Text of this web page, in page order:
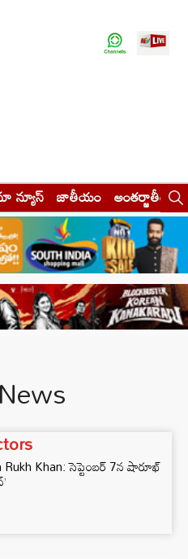
న్యూస్ జాతీయం అంతర్జాతీయం
Rukh Khan: సెప్టెంబ‌ర్ 7న షారూఖ్